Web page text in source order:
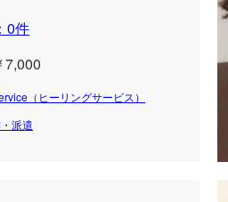
0件
7,000
（ヒーリングサービス）
派遣